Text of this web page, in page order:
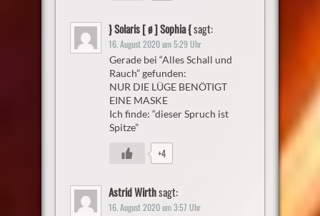
} Solaris [ ø ] Sophia {sagt:
16. August 2020 um 5:29 Uhr
Gerade bei “Alles Schall und
Rauch” gefunden:
NUR DIE LÜGE BENÖTIGT
EINE MASKE
Ich finde: “dieser Spruch ist
Spitze”
+4
Astrid Wirthsagt:
16. August 2020 um 3:57 Uhr